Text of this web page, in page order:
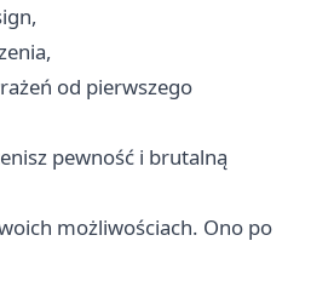
od pierwszego
pewność i brutalną
możliwościach. Ono po